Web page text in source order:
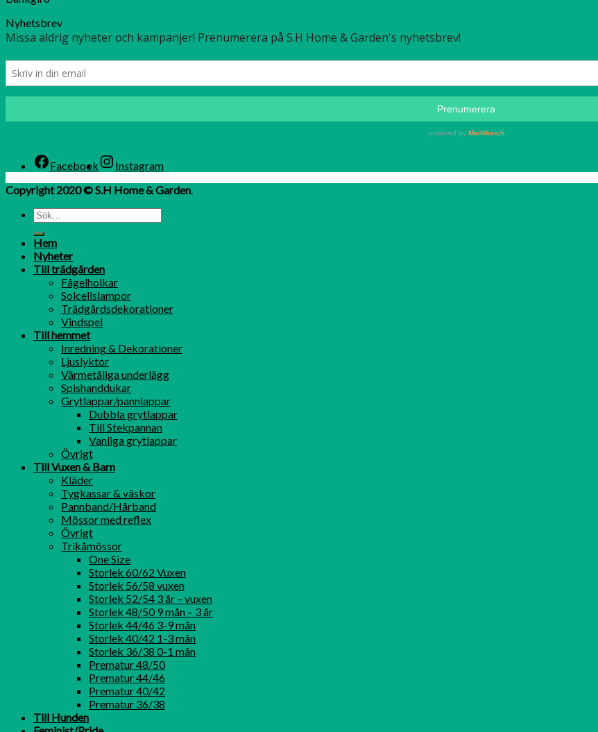
Nyhetsbrev
Facebook
Instagram
Copyright 2020 © S.H Home & Garden.
Hem
Nyheter
Till trädgården
Fågelholkar
Solcellslampor
Trädgårdsdekorationer
Vindspel
Till hemmet
Inredning & Dekorationer
Ljuslyktor
Värmetåliga underlägg
Spishanddukar
Grytlappar/pannlappar
Dubbla grytlappar
Till Stekpannan
Vanliga grytlappar
Övrigt
Till Vuxen & Barn
Kläder
Tygkassar & väskor
Pannband/Hårband
Mössor med reflex
Övrigt
Trikåmössor
One Size
Storlek 60/62 Vuxen
Storlek 56/58 vuxen
Storlek 52/54 3 år – vuxen
Storlek 48/50 9 mån – 3 år
Storlek 44/46 3-9 mån
Storlek 40/42 1-3 mån
Storlek 36/38 0-1 mån
Prematur 48/50
Prematur 44/46
Prematur 40/42
Prematur 36/38
Till Hunden